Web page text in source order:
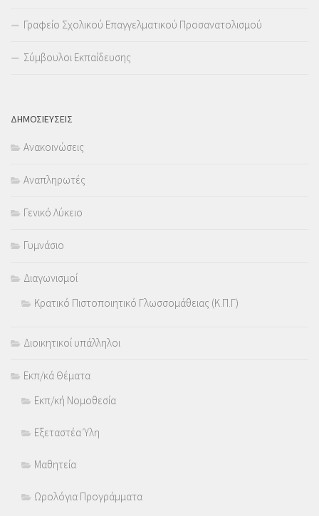
Γραφείο Σχολικού Επαγγελματικού Προσανατολισμού
Σύμβουλοι Εκπαίδευσης
ΔΗΜΟΣΙΕΥΣΕΙΣ
Ανακοινώσεις
Αναπληρωτές
Γενικό Λύκειο
Γυμνάσιο
Διαγωνισμοί
Κρατικό Πιστοποιητικό Γλωσσομάθειας (Κ.Π.Γ)
Διοικητικοί υπάλληλοι
Εκπ/κά Θέματα
Εκπ/κή Νομοθεσία
Εξεταστέα Ύλη
Μαθητεία
Ωρολόγια Προγράμματα